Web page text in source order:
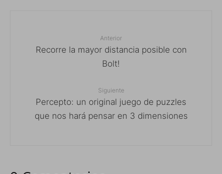
Anterior
Recorre la mayor distancia posible con
Bolt!
Siguiente
Percepto: un original juego de puzzles
que nos hará pensar en 3 dimensiones